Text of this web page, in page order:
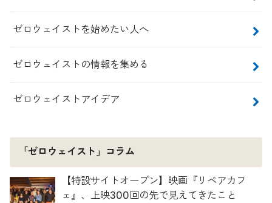
ゼロウェイストを始めたい人へ
ゼロウェイストの情報を集める
ゼロウェイストアイデア
「ゼロウェイスト」コラム
【特設サイトオープン】映画『リペアカフ
ェ』、上映300回の先で見えてきたこと